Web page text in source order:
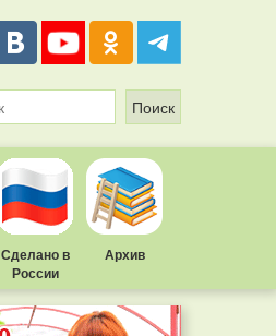
Сделано в
России
Архив